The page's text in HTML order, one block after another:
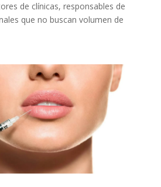
de clínicas, responsables de
que no buscan volumen de